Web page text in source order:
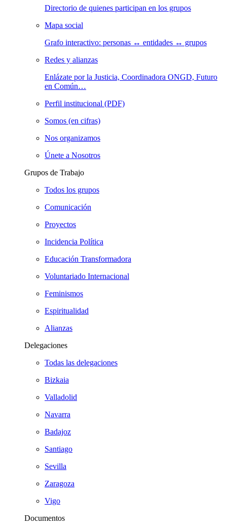
Directorio de quienes participan en los grupos
Mapa social
Grafo interactivo: personas ↔ entidades ↔ grupos
Redes y alianzas
Enlázate por la Justicia, Coordinadora ONGD, Futuro
en Común…
Perfil institucional (PDF)
Somos (en cifras)
Nos organizamos
Únete a Nosotros
Grupos de Trabajo
Todos los grupos
Comunicación
Proyectos
Incidencia Política
Educación Transformadora
Voluntariado Internacional
Feminismos
Espiritualidad
Alianzas
Delegaciones
Todas las delegaciones
Bizkaia
Valladolid
Navarra
Badajoz
Santiago
Sevilla
Zaragoza
Vigo
Documentos